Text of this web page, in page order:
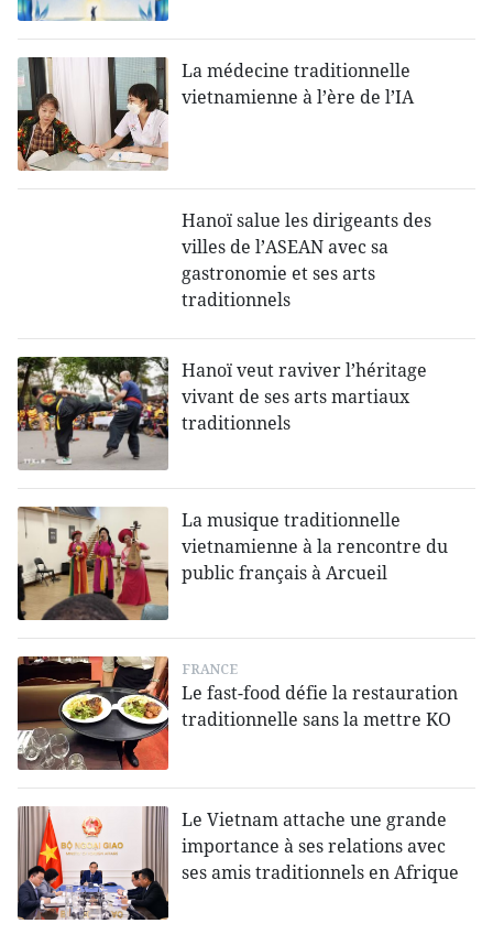
La médecine traditionnelle
vietnamienne à l’ère de l’IA
Hanoï salue les dirigeants des
villes de l’ASEAN avec sa
gastronomie et ses arts
traditionnels
Hanoï veut raviver l’héritage
vivant de ses arts martiaux
traditionnels
La musique traditionnelle
vietnamienne à la rencontre du
public français à Arcueil
FRANCE
Le fast-food défie la restauration
traditionnelle sans la mettre KO
Le Vietnam attache une grande
importance à ses relations avec
ses amis traditionnels en Afrique